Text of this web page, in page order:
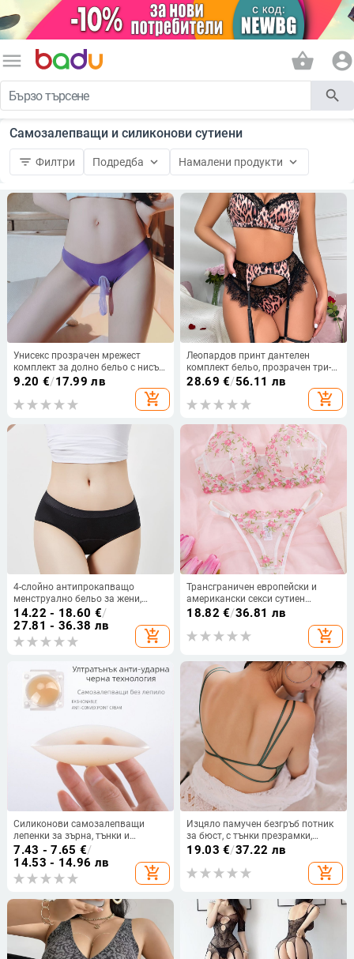
menu shopping_basket account_circle
search
Самозалепващи и силиконови сутиени
filter_list Филтри Подредба keyboard_arrow_down Намалени продукти keyboard_arrow_down
Унисекс прозрачен мрежест
комплект за долно бельо с нисък
талия — Марка: Fancy Pet;
материал: Други; Състав на
9.20 €/17.99 лв
add_shopping_cart
Леопардов принт дантелен
комплект бельо, прозрачен три-
частен дизайн, полиестер
28.69 €/56.11 лв
add_shopping_cart
4-слойно антипрокапващо
менструално бельо за жени,
средна талия, голям размер
14.22 - 18.60 €/
27.81 - 36.38 лв
add_shopping_cart
Трансграничен европейски и
американски секси сутиен
костюм малък флорален секси
костюм перспектива секси бельо
бельо костюм
18.82 €/36.81 лв
add_shopping_cart
Силиконови самозалепващи
лепенки за зърна, тънки и
дишащи
7.43 - 7.65 €/
14.53 - 14.96 лв
add_shopping_cart
Изцяло памучен безгръб потник
за бюст, с тънки презрамки,
пълна чашка, дишащ дизайн
19.03 €/37.22 лв
add_shopping_cart